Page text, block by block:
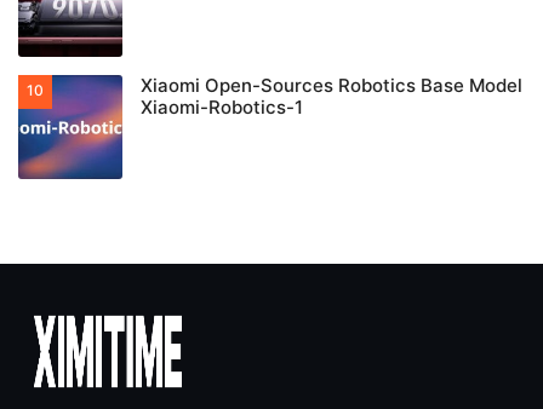
Xiaomi Open-Sources Robotics Base Model
Xiaomi-Robotics-1